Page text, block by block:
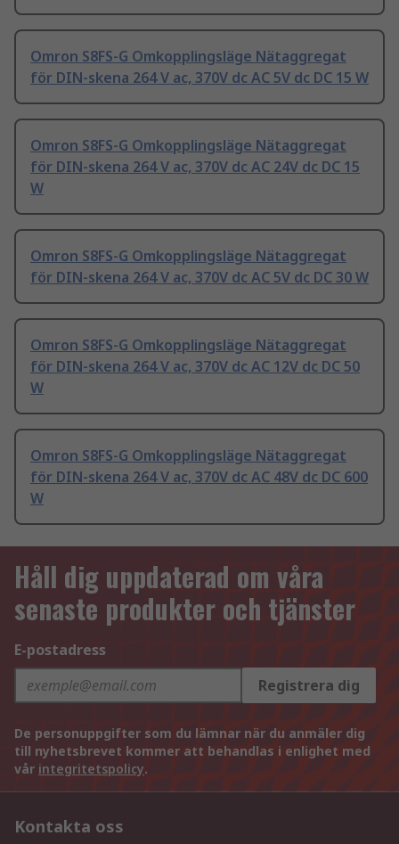
Omron S8FS-G Omkopplingsläge Nätaggregat
för DIN-skena 264 V ac, 370V dc AC 5V dc DC 15 W
Omron S8FS-G Omkopplingsläge Nätaggregat
för DIN-skena 264 V ac, 370V dc AC 24V dc DC 15
W
Omron S8FS-G Omkopplingsläge Nätaggregat
för DIN-skena 264 V ac, 370V dc AC 5V dc DC 30 W
Omron S8FS-G Omkopplingsläge Nätaggregat
för DIN-skena 264 V ac, 370V dc AC 12V dc DC 50
W
Omron S8FS-G Omkopplingsläge Nätaggregat
för DIN-skena 264 V ac, 370V dc AC 48V dc DC 600
W
Håll dig uppdaterad om våra
senaste produkter och tjänster
E-postadress
Registrera dig
De personuppgifter som du lämnar när du anmäler dig
till nyhetsbrevet kommer att behandlas i enlighet med
vår integritetspolicy.
Kontakta oss